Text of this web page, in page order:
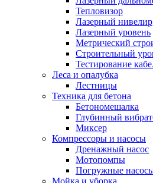
Тепловизор
Лазерный нивелир
Лазерный уровень
Метрический
Строительный
Тестирование
Леса и опалубка
Лестницы
Техника для бетона
Бетономешалка
Глубинный
Миксер
Компрессоры и насосы
Дренажный насос
Мотопомпы
Погружные
Мойка и уборка